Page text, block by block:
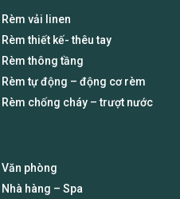
Rèm vải linen
Rèm thiết kế- thêu tay
Rèm thông tầng
Rèm tự động – động cơ rèm
Rèm chống cháy – trượt nước
Văn phòng
Nhà hàng – Spa